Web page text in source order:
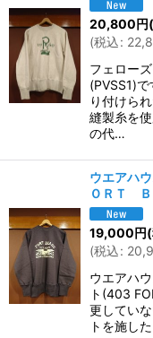
20,800円
(税込:
フェロー
(PVSS1)
り付けら
縫製糸を
の代…
ウエアハ
ＯＲＴ Ｂ
19,000円
(税込:
ウエアハ
ト(403
更してい
トを施し